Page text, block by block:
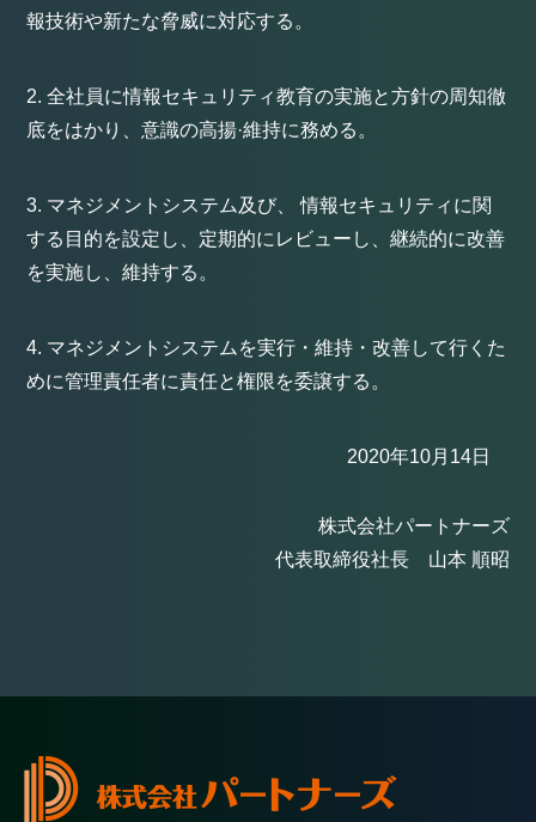
報技術や新たな脅威に対応する。
全社員に情報セキュリティ教育の実施と方針の周知徹
底をはかり、意識の高揚·維持に務める。
マネジメントシステム及び、 情報セキュリティに関
する目的を設定し、定期的にレビューし、継続的に改善
を実施し、維持する。
マネジメントシステムを実行・維持・改善して行くた
めに管理責任者に責任と権限を委譲する。
2020年10月14日
株式会社パートナーズ
代表取締役社長 山本 順昭